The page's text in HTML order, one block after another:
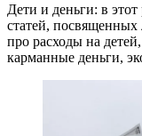
Дети и деньги: в
статей,
про расходы на
карманные деньги,